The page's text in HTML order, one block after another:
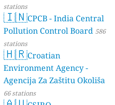
stations
🇮🇳CPCB - India Central
Pollution Control Board 586
stations
🇭🇷Croatian
Environment Agency -
Agencija Za Zaštitu Okoliša
66 stations